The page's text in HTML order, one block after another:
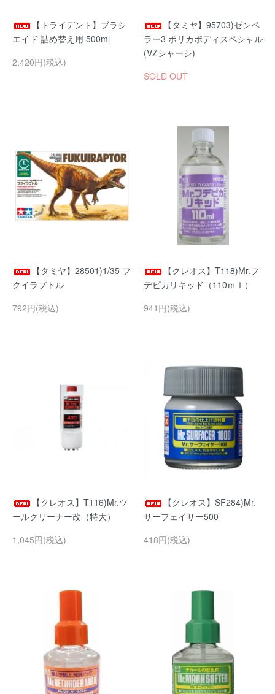
【トライデント】ブラシ
エイド 詰め替え用 500ml
2,420円(税込)
【タミヤ】95703)ゼンペ
ラー3 ポリカボディスペシャル
(VZシャーシ)
SOLD OUT
【タミヤ】28501)1/35 フ
クイラプトル
792円(税込)
【クレオス】T118)Mr.フ
デピカリキッド（110ｍｌ）
941円(税込)
【クレオス】T116)Mr.ツ
ールクリーナー改（特大）
1,045円(税込)
【クレオス】SF284)Mr.
サーフェイサー500
418円(税込)